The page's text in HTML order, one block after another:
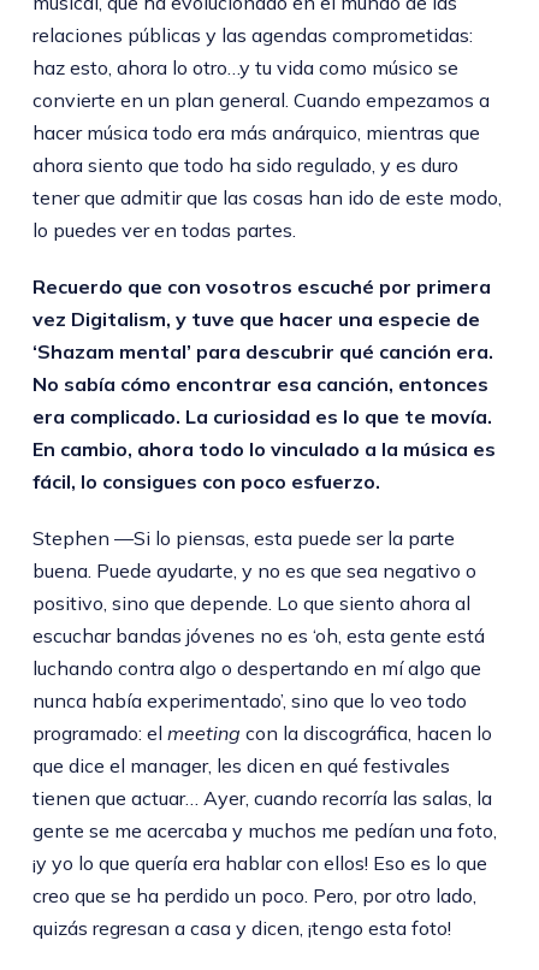
relaciones públicas y las agendas comprometidas:
haz esto, ahora lo otro…y tu vida como músico se
convierte en un plan general. Cuando empezamos a
hacer música todo era más anárquico, mientras que
ahora siento que todo ha sido regulado, y es duro
tener que admitir que las cosas han ido de este modo,
lo puedes ver en todas partes.
Recuerdo que con vosotros escuché por primera
vez Digitalism, y tuve que hacer una especie de
‘Shazam mental’ para descubrir qué canción era.
No sabía cómo encontrar esa canción, entonces
era complicado. La curiosidad es lo que te movía.
En cambio, ahora todo lo vinculado a la música es
fácil, lo consigues con poco esfuerzo.
Stephen —Si lo piensas, esta puede ser la parte
buena. Puede ayudarte, y no es que sea negativo o
positivo, sino que depende. Lo que siento ahora al
escuchar bandas jóvenes no es ‘oh, esta gente está
luchando contra algo o despertando en mí algo que
nunca había experimentado’, sino que lo veo todo
programado: el meeting con la discográfica, hacen lo
que dice el manager, les dicen en qué festivales
tienen que actuar… Ayer, cuando recorría las salas, la
gente se me acercaba y muchos me pedían una foto,
¡y yo lo que quería era hablar con ellos! Eso es lo que
creo que se ha perdido un poco. Pero, por otro lado,
quizás regresan a casa y dicen, ¡tengo esta foto!